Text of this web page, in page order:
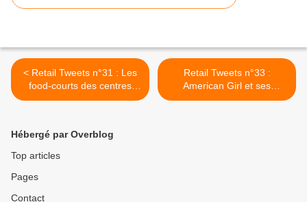
< Retail Tweets n°31 : Les
food-courts des centres
commerciaux évoluent
Retail Tweets n°33 :
American Girl et ses
personnages >
Hébergé par Overblog
Top articles
Pages
Contact